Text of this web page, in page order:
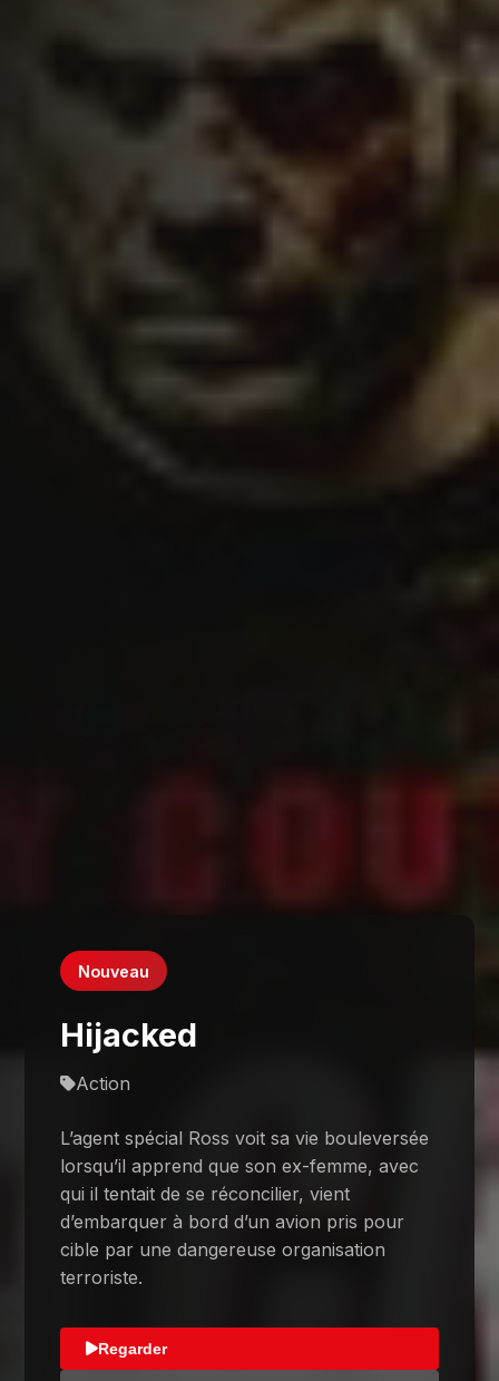
Nouveau
Hijacked
Action
L’agent spécial Ross voit sa vie bouleversée
lorsqu’il apprend que son ex-femme, avec
qui il tentait de se réconcilier, vient
d’embarquer à bord d’un avion pris pour
cible par une dangereuse organisation
terroriste.
Regarder